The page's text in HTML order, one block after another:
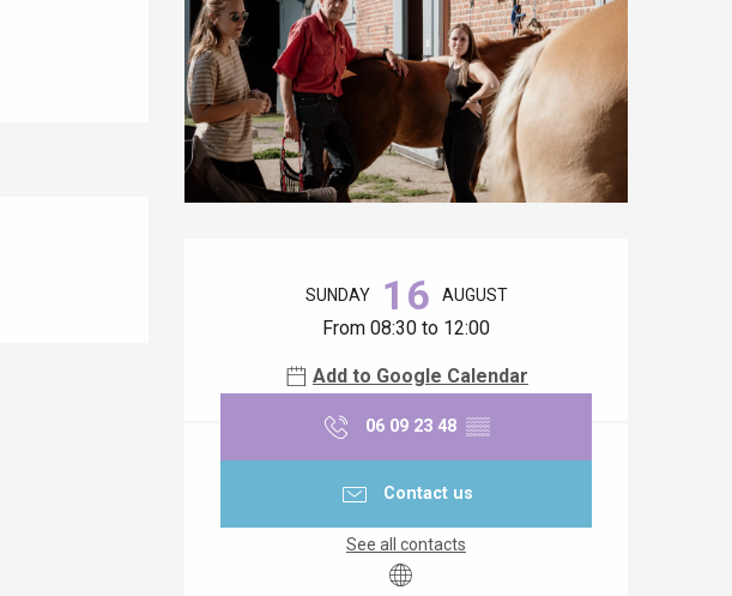
SUNDAY 16 AUGUST
From 08:30 to 12:00
Add to Google Calendar
06 09 23 48 ▒▒
Contact us
See all contacts